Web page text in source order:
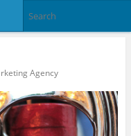
Agency